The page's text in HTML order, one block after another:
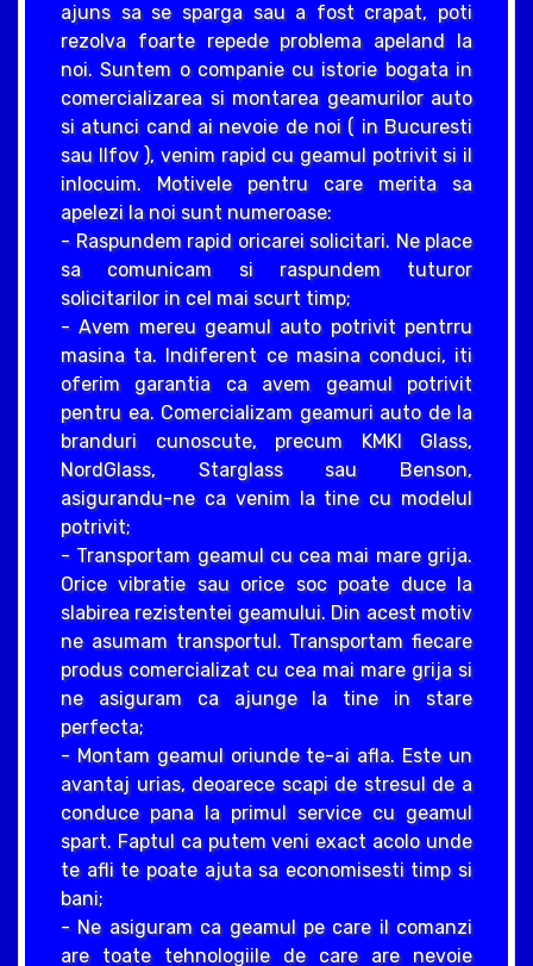
ajuns sa se sparga sau a fost crapat, poti
rezolva foarte repede problema apeland la
noi. Suntem o companie cu istorie bogata in
comercializarea si montarea geamurilor auto
si atunci cand ai nevoie de noi ( in Bucuresti
sau Ilfov ), venim rapid cu geamul potrivit si il
inlocuim. Motivele pentru care merita sa
apelezi la noi sunt numeroase:
- Raspundem rapid oricarei solicitari. Ne place
sa comunicam si raspundem tuturor
solicitarilor in cel mai scurt timp;
- Avem mereu geamul auto potrivit pentrru
masina ta. Indiferent ce masina conduci, iti
oferim garantia ca avem geamul potrivit
pentru ea. Comercializam geamuri auto de la
branduri cunoscute, precum KMKI Glass,
NordGlass, Starglass sau Benson,
asigurandu-ne ca venim la tine cu modelul
potrivit;
- Transportam geamul cu cea mai mare grija.
Orice vibratie sau orice soc poate duce la
slabirea rezistentei geamului. Din acest motiv
ne asumam transportul. Transportam fiecare
produs comercializat cu cea mai mare grija si
ne asiguram ca ajunge la tine in stare
perfecta;
- Montam geamul oriunde te-ai afla. Este un
avantaj urias, deoarece scapi de stresul de a
conduce pana la primul service cu geamul
spart. Faptul ca putem veni exact acolo unde
te afli te poate ajuta sa economisesti timp si
bani;
- Ne asiguram ca geamul pe care il comanzi
are toate tehnologiile de care are nevoie